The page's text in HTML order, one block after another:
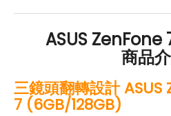
ASUS ZenFone
商品
三鏡頭翻轉設計
7 (6GB/128GB)